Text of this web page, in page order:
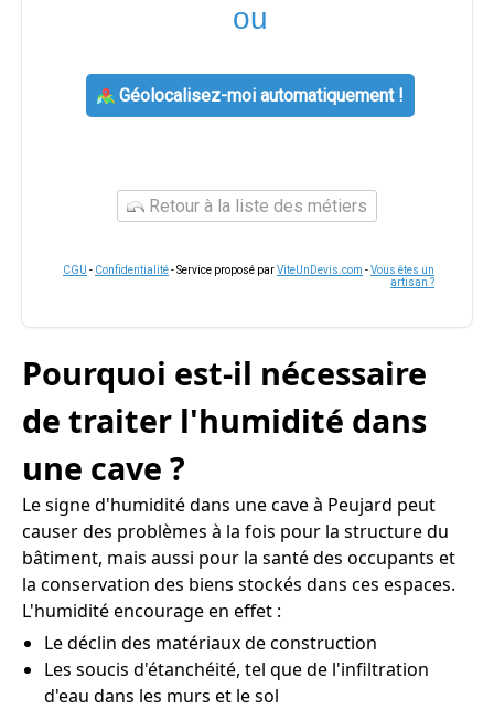
ou
Géolocalisez-moi automatiquement !
Retour à la liste des métiers
CGU - Confidentialité- Service proposé parViteUnDevis.com -Vous êtes un
artisan ?
Pourquoi est-il nécessaire
de traiter l'humidité dans
une cave ?
Le signe d'humidité dans une cave à Peujard peut
causer des problèmes à la fois pour la structure du
bâtiment, mais aussi pour la santé des occupants et
la conservation des biens stockés dans ces espaces.
L'humidité encourage en effet :
Le déclin des matériaux de construction
Les soucis d'étanchéité, tel que de l'infiltration
d'eau dans les murs et le sol